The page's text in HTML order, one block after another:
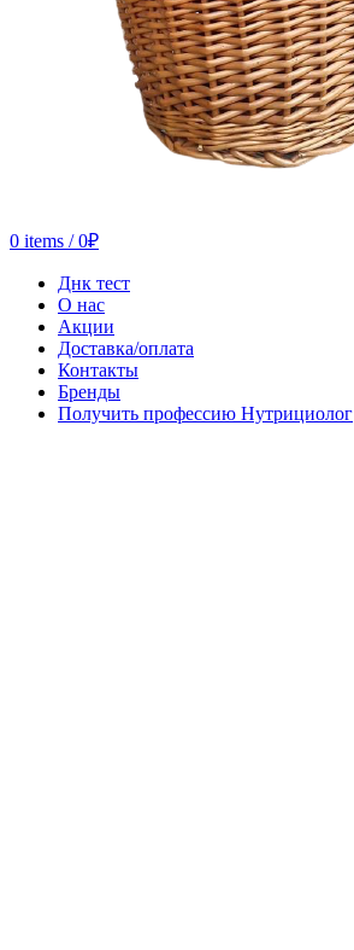
0 items / 0₽
Днк тест
О нас
Акции
Доставка/оплата
Контакты
Бренды
Получить профессию Нутрициолог